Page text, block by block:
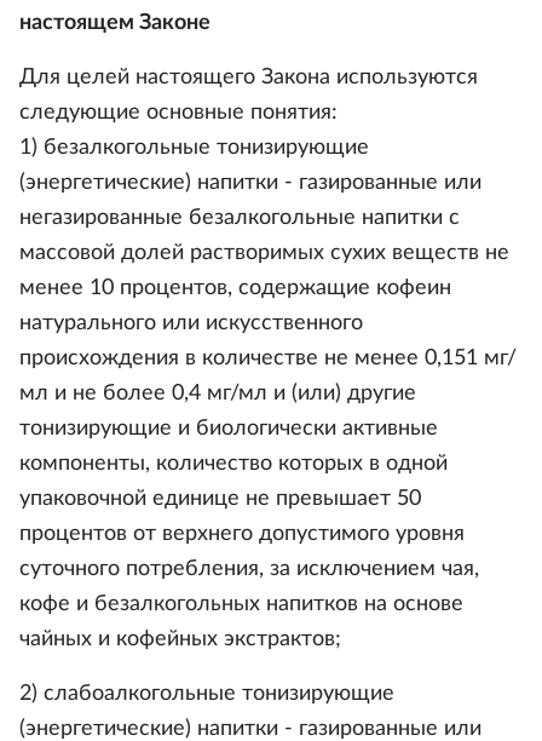
настоящем Законе
Для целей настоящего Закона используются
следующие основные понятия:
1) безалкогольные тонизирующие
(энергетические) напитки - газированные или
негазированные безалкогольные напитки с
массовой долей растворимых сухих веществ не
менее 10 процентов, содержащие кофеин
натурального или искусственного
происхождения в количестве не менее 0,151 мг/
мл и не более 0,4 мг/мл и (или) другие
тонизирующие и биологически активные
компоненты, количество которых в одной
упаковочной единице не превышает 50
процентов от верхнего допустимого уровня
суточного потребления, за исключением чая,
кофе и безалкогольных напитков на основе
чайных и кофейных экстрактов;
2) слабоалкогольные тонизирующие
(энергетические) напитки - газированные или